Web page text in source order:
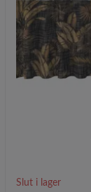
Slut i lager